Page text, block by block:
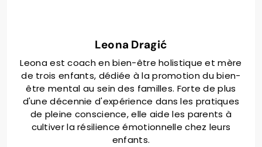
Leona Dragić
Leona est coach en bien-être holistique et mère
de trois enfants, dédiée à la promotion du bien-
être mental au sein des familles. Forte de plus
d'une décennie d'expérience dans les pratiques
de pleine conscience, elle aide les parents à
cultiver la résilience émotionnelle chez leurs
enfants.